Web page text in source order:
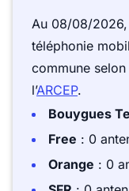
Au 08/08/
téléphonie
commune
l’ARCEP.
Bouygues
Free : 0
Orange : 0